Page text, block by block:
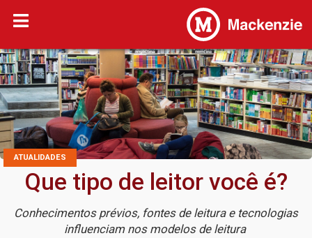
ATUALIDADES
Que tipo de leitor você é?
Conhecimentos prévios, fontes de leitura e tecnologias
influenciam nos modelos de leitura